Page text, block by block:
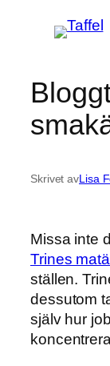
Skrivet avLisa
Missa inte
Trines
ställen.
dessutom
själv hur